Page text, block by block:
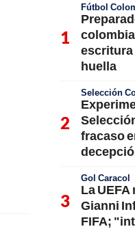
Fútbol
escritura
huella
Selección
fracaso
Gol Caracol
La
Gianni
FIFA;